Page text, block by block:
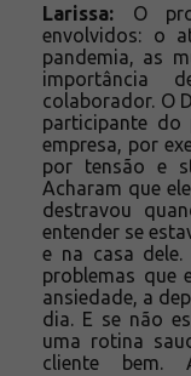
Larissa: O
envolvidos: o
pandemia, as
importância
colaborador. O
participante do
empresa, por
por tensão e
Acharam que
destravou
entender se
e na casa
problemas que
ansiedade, a
dia. E se não
uma rotina
cliente bem.